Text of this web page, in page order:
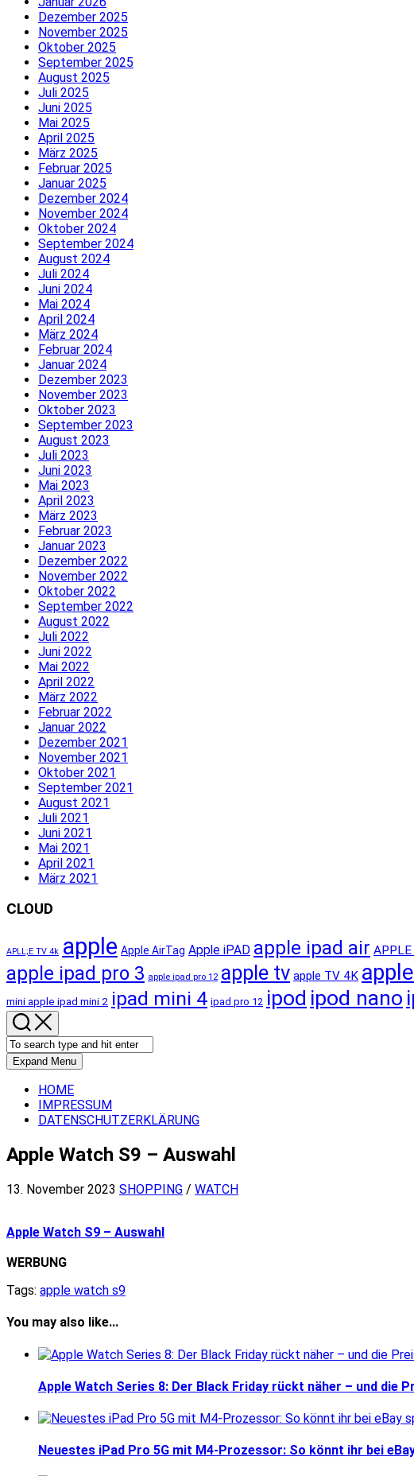
Dezember 2025
November 2025
Oktober 2025
September 2025
August 2025
Juli 2025
Juni 2025
Mai 2025
April 2025
März 2025
Februar 2025
Januar 2025
Dezember 2024
November 2024
Oktober 2024
September 2024
August 2024
Juli 2024
Juni 2024
Mai 2024
April 2024
März 2024
Februar 2024
Januar 2024
Dezember 2023
November 2023
Oktober 2023
September 2023
August 2023
Juli 2023
Juni 2023
Mai 2023
April 2023
März 2023
Februar 2023
Januar 2023
Dezember 2022
November 2022
Oktober 2022
September 2022
August 2022
Juli 2022
Juni 2022
Mai 2022
April 2022
März 2022
Februar 2022
Januar 2022
Dezember 2021
November 2021
Oktober 2021
September 2021
August 2021
Juli 2021
Juni 2021
Mai 2021
April 2021
März 2021
CLOUD
APLL;E TV 4k apple Apple AirTag Apple iPAD apple ipad air
apple ipad pro 3 apple ipad pro 12 apple tv apple TV 4K
mini apple ipad mini 2 ipad mini 4 ipad pro 12 ipod ipod nano
Expand Menu
HOME
IMPRESSUM
DATENSCHUTZERKLÄRUNG
Apple Watch S9 – Auswahl
13. November 2023 SHOPPING / WATCH
Apple Watch S9 – Auswahl
WERBUNG
Tags: apple watch s9
You may also like...
Apple Watch Series 8: Der Black Friday rückt näher – und die
Neuestes iPad Pro 5G mit M4-Prozessor: So könnt ihr bei